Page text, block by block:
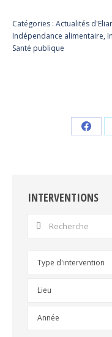
Catégories : Actualités
Indépendance alimentaire,
Santé publique
INTERVENTIONS
Type d'intervention
Lieu
Année